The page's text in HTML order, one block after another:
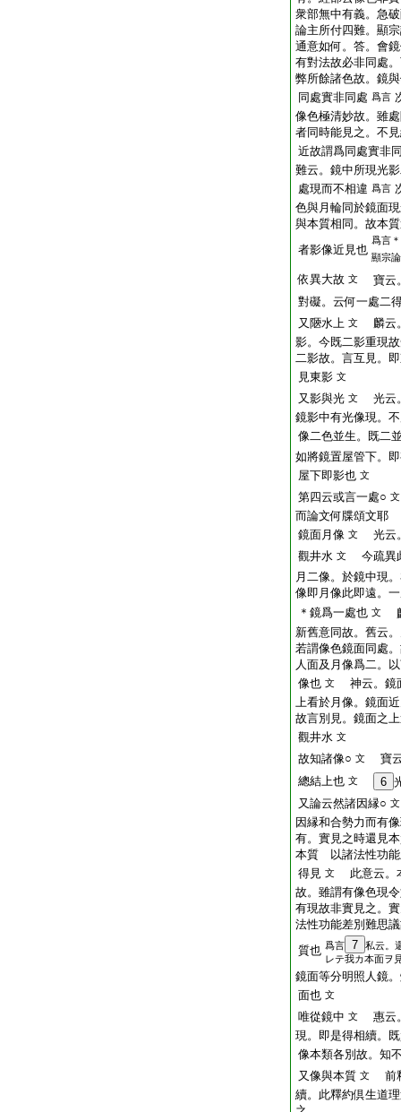
衆部無中有義。急
論主所付四難。顯
通意如何。答。會
有對法故必非同處
弊所餘諸色故。鏡
同處實非同處 爲言
像色極清妙故。雖
者同時能見之。不
近故謂爲同處實非
難云。鏡中所現光
處現而不相違 爲言
色與月輪同於鏡面
與本質相同。故本
者影像近見也
爲言
顯宗
依異大故 文
寶云
對礙。云何一處二
又陿水上 文
麟云
影。今既二影重現
二影故。言互見。
見東影 文
又影與光 文
光云
鏡影中有光像現。
像二色並生。既二
如將鏡置屋管下。
屋下即影也 文
第四云或言一處○ 文
而論文何牒頌文耶
鏡面月像 文
光云
觀井水 文
今疏異
月二像。於鏡中現
像即月像此即遠。
＊鏡爲一處也 文
新舊意同故。舊云
若謂像色鏡面同處
人面及月像爲二。
像也 文
神云。鏡
上看於月像。鏡面
故言別見。鏡面之
觀井水 文
故知諸像○ 文
寶
總結上也 文 6
又論云然諸因縁○ 文
因縁和合勢力而有
有。實見之時還見
本質 以諸法性功能
得見 文
此意云。
故。雖謂有像色現
有現故非實見之。
法性功能差別難思
質也 爲言 7
私云。
レテ我カ本面ヲ
鏡面等分明照人鏡
面也 文
唯從鏡中 文
惠云
現。即是得相續。
像本類各別故。知
又像與本質 文
前
續。此釋約倶生道